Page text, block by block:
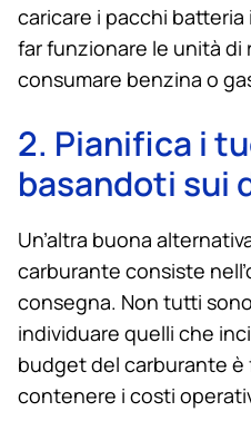
caricare i pacchi
far funzionare le unità di
consumare benzina o
2. Pianifica i
basandoti sui
Un’altra buona
carburante consiste
consegna. Non tutti
individuare quelli che
budget del carburante
contenere i costi